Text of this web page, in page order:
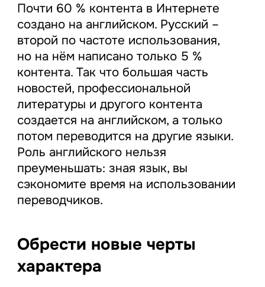
Почти 60 % контента в Интернете
создано на английском. Русский –
второй по частоте использования,
но на нём написано только 5 %
контента. Так что большая часть
новостей, профессиональной
литературы и другого контента
создается на английском, а только
потом переводится на другие языки.
Роль английского нельзя
преуменьшать: зная язык, вы
сэкономите время на использовании
переводчиков.
Обрести новые черты
характера